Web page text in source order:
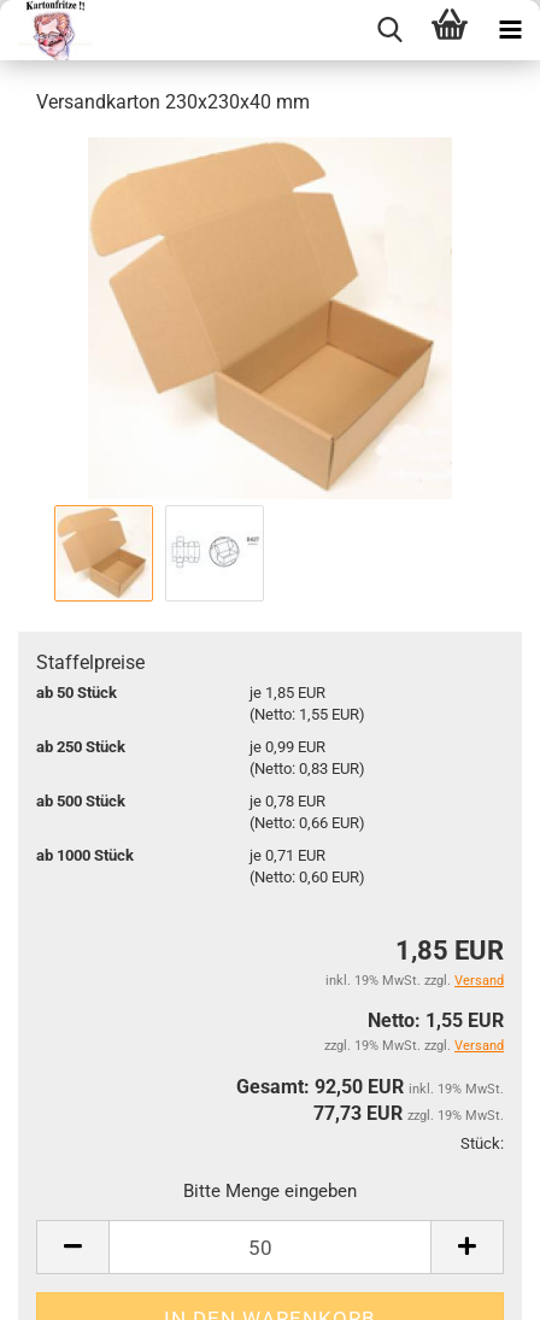
Ver­sand­kar­ton 230x230x40 mm
Staffelpreise
ab 50 Stück
je 1,85 EUR
(Netto: 1,55 EUR)
ab 250 Stück
je 0,99 EUR
(Netto: 0,83 EUR)
ab 500 Stück
je 0,78 EUR
(Netto: 0,66 EUR)
ab 1000 Stück
je 0,71 EUR
(Netto: 0,60 EUR)
1,85 EUR
inkl. 19% MwSt. zzgl. Versand
Netto: 1,55 EUR
zzgl. 19% MwSt. zzgl. Versand
Gesamt: 92,50 EUR inkl. 19% MwSt.
77,73 EUR zzgl. 19% MwSt.
Stück:
Bitte Menge eingeben